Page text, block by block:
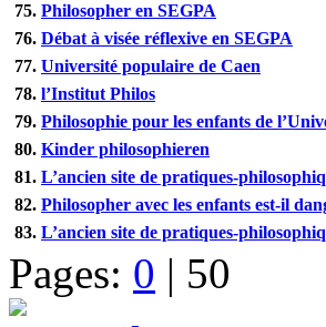
75. Philosopher en SEGPA
76. Débat à visée réflexive en SEGPA
77. Université populaire de Caen
78. l’Institut Philos
79. Philosophie pour les enfants de
80. Kinder philosophieren
81. L’ancien site de pratiques-
82. Philosopher avec les enfants est-il
83. L’ancien site de pratiques-
Pages: 0 | 50